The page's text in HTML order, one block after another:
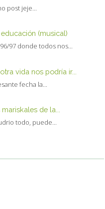
post jeje...
(musical)
97 donde todos nos...
vida nos podría ir...
fecha la...
de la...
todo, puede...